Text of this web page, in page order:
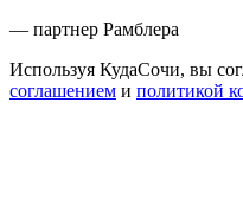
— партнер Рамблера
Используя КудаСочи, вы
соглашением и политикой